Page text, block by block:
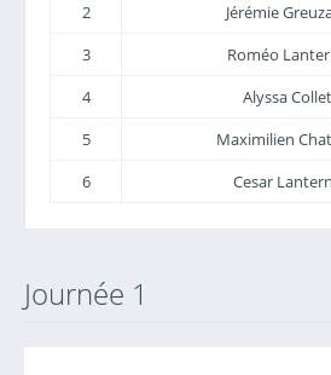
2
Jérémie
3
Roméo
4
Alyssa Collet
5
Maximilien
6
Cesar
Journée 1